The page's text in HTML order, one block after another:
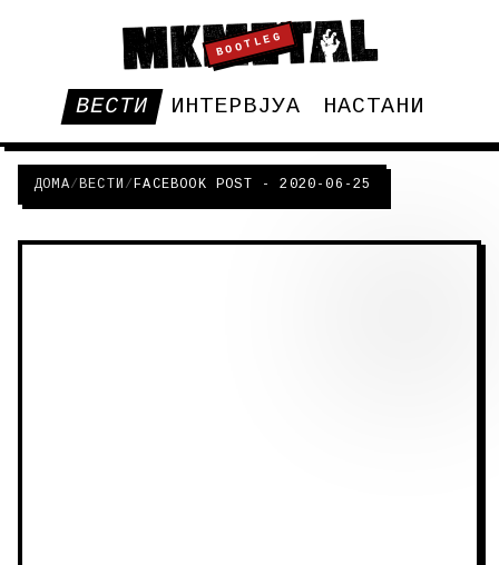
BOOTLEG
ВЕСТИ ИНТЕРВЈУА НАСТАНИ
ДОМА/ВЕСТИ /FACEBOOK POST - 2020-06-25